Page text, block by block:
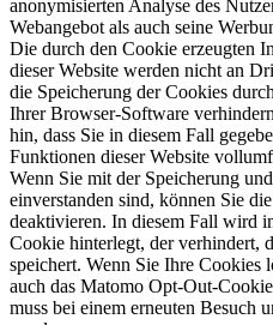
anonymisierten Analyse des
Webangebot als auch seine
Die durch den Cookie erzeugten
dieser Website werden nicht an
die Speicherung der Cookies
Ihrer Browser-Software
hin, dass Sie in diesem Fall
Funktionen dieser Website
Wenn Sie mit der Speicherung
einverstanden sind, können Sie
deaktivieren. In diesem Fall wird
Cookie hinterlegt, der verhindert,
speichert. Wenn Sie Ihre Cookies
auch das Matomo Opt-Out-
muss bei einem erneuten Besuch